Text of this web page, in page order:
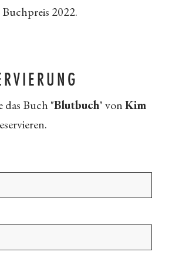
2022.
das Buch "Blutbuch" vonKim